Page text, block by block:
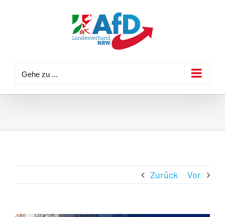
Gehe zu ...
Zurück Vor